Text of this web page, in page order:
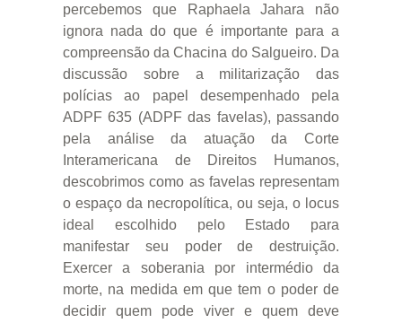
percebemos que Raphaela Jahara não
ignora nada do que é importante para a
compreensão da Chacina do Salgueiro. Da
discussão sobre a militarização das
polícias ao papel desempenhado pela
ADPF 635 (ADPF das favelas), passando
pela análise da atuação da Corte
Interamericana de Direitos Humanos,
descobrimos como as favelas representam
o espaço da necropolítica, ou seja, o locus
ideal escolhido pelo Estado para
manifestar seu poder de destruição.
Exercer a soberania por intermédio da
morte, na medida em que tem o poder de
decidir quem pode viver e quem deve